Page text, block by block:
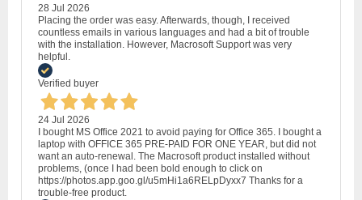
28 Jul 2026
Placing the order was easy. Afterwards, though, I received
countless emails in various languages and had a bit of trouble
with the installation. However, Macrosoft Support was very
helpful.
Verified buyer
24 Jul 2026
I bought MS Office 2021 to avoid paying for Office 365. I bought a
laptop with OFFICE 365 PRE-PAID FOR ONE YEAR, but did not
want an auto-renewal. The Macrosoft product installed without
problems, (once I had been bold enough to click on
https://photos.app.goo.gl/u5mHi1a6RELpDyxx7 Thanks for a
trouble-free product.